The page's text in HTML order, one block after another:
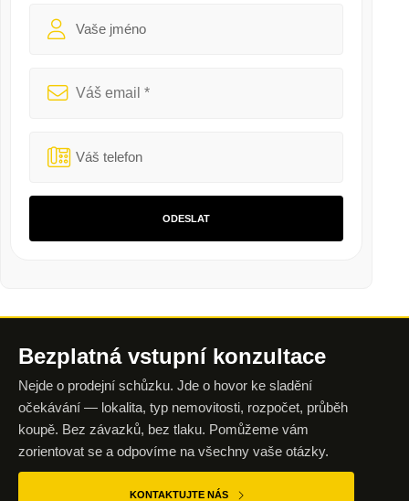
ODESLAT
Bezplatná vstupní konzultace
Nejde o prodejní schůzku. Jde o hovor ke sladění
očekávání — lokalita, typ nemovitosti, rozpočet, průběh
koupě. Bez závazků, bez tlaku. Pomůžeme vám
zorientovat se a odpovíme na všechny vaše otázky.
KONTAKTUJTE NÁS